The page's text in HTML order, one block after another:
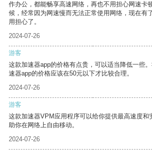
作办公，都能畅享高速网络，再也不用担心网速卡
候，经常因为网速慢而无法正常使用网络，现在有
用担心了。
2024-07-26
游客
这款加速器app的价格有点贵，可以适当降低一些
速器app的价格应该在50元以下才比较合理。
2024-07-26
游客
这款加速器VPM应用程序可以给你提供最高速度和
助你在网络上自由移动。
2024-07-26